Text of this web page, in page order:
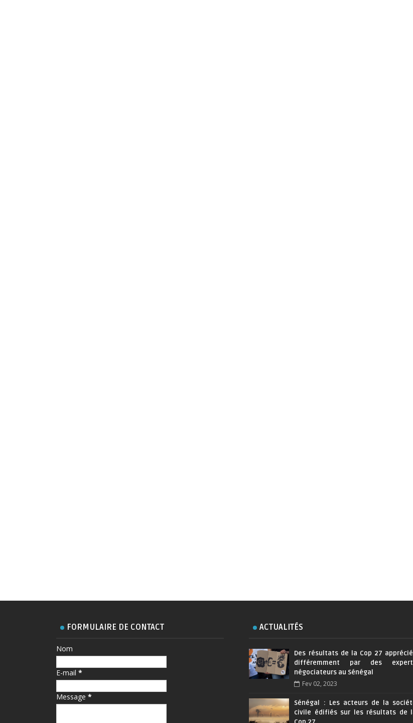
FORMULAIRE DE CONTACT
Nom
E-mail *
Message *
ACTUALITÉS
Des résultats de la Cop 27
différemment par des
négociateurs au Sénégal
Fev 02, 2023
Sénégal : Les acteurs de la
civile édifiés sur les résultats de